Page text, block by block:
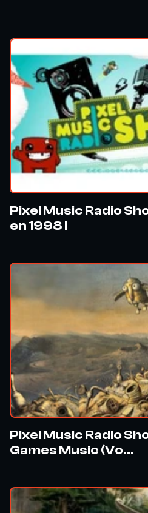
Pixel Music Radio
en 1998 !
Pixel Music Radio
Games Music (Vo...